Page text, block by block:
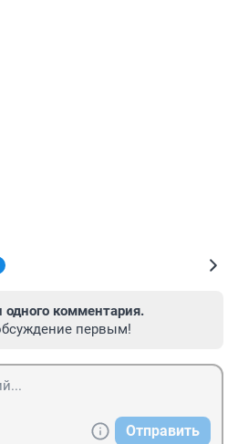
одного комментария.
первым!
Отправить